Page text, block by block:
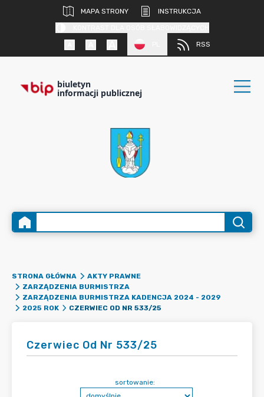
MAPA STRONY
INSTRUKCJA
RSS
biuletyn
informacji publicznej
STRONA GŁÓWNA
AKTY PRAWNE
ZARZĄDZENIA BURMISTRZA
ZARZĄDZENIA BURMISTRZA KADENCJA 2024 - 2029
2025 ROK
CZERWIEC OD NR 533/25
Czerwiec Od Nr 533/25
sortowanie: